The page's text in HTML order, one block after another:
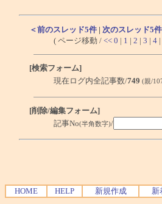
＜前のスレッド5件 | 次のスレッド5件
( ページ移動 / << 0 | 1 | 2 | 3 | 4 |
[検索フォーム]
現在ログ内全記事数/749 (親/
[削除/編集フォーム]
記事No(半角数字)/
HOME HELP 新規作成 新